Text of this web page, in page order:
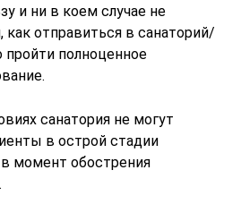
и ни в коем случае не
как отправиться в санаторий/
пройти полноценное
санатория не могут
в острой стадии
момент обострения